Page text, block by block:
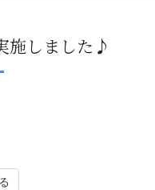
施しました♪